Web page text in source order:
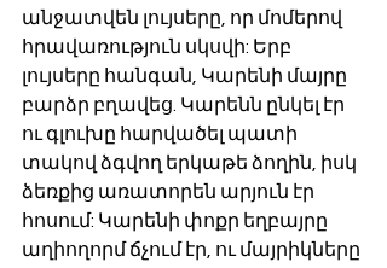
անջատվեն լույսերը, որ մոմերով
հրավառություն սկսվի: Երբ
լույսերը հանգան, Կարենի մայրը
բարձր բղավեց. Կարենն ընկել էր
ու գլուխը հարվածել պատի
տակով ձգվող երկաթե ձողին, իսկ
ձեռքից առատորեն արյուն էր
հոսում: Կարենի փոքր եղբայրը
աղիողորմ ճչում էր, ու մայրիկները